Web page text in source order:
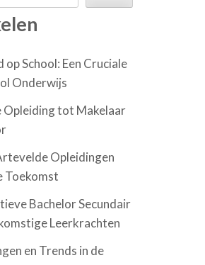
School: Een Cruciale
Onderwijs
Opleiding tot Makelaar
Opleidingen
Toekomst
Bachelor Secundair
Leerkrachten
en Trends in de